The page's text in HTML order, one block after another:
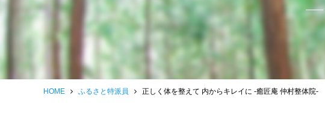
HOME ふるさと特派員 正しく体を整えて 内からキレイに -癒匠庵 仲村整体院-